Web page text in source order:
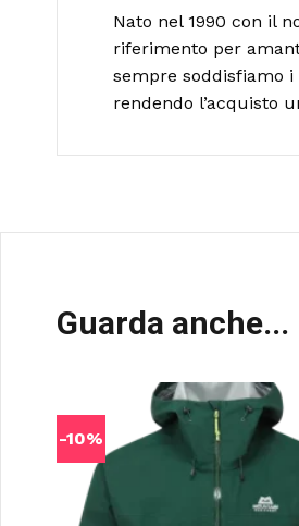
Nato nel 1990 con il
riferimento per
sempre soddisfiamo
rendendo l’acquisto
Guarda anche...
-10%